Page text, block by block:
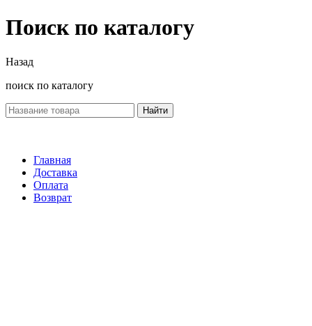
Поиск по каталогу
Назад
поиск по каталогу
Найти
Главная
Доставка
Оплата
Возврат